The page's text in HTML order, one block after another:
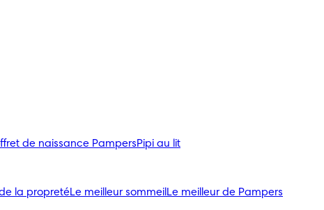
de naissance PampersPipi au lit
la propretéLe meilleur sommeil Le meilleur de Pampers